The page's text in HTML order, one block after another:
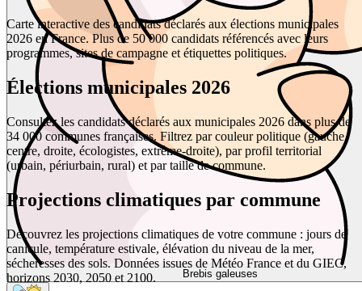
Brebis galeuses
Carte interactive des candidats déclarés aux élections municipales
2026 en France. Plus de 50 000 candidats référencés avec leurs
programmes, sites de campagne et étiquettes politiques.
Élections municipales 2026
Consultez les candidats déclarés aux municipales 2026 dans plus de
34 000 communes françaises. Filtrez par couleur politique (gauche,
centre, droite, écologistes, extrême-droite), par profil territorial
(urbain, périurbain, rural) et par taille de commune.
Projections climatiques par commune
Découvrez les projections climatiques de votre commune : jours de
canicule, température estivale, élévation du niveau de la mer,
sécheresses des sols. Données issues de Météo France et du GIEC,
horizons 2030, 2050 et 2100.